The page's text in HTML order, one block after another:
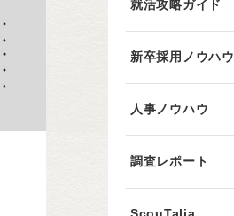
就活攻略ガイド
新卒採用ノウハウ
人事ノウハウ
調査レポート